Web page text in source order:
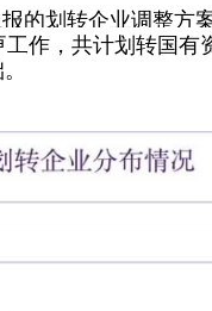
划转企业调整方
作，共计划转国